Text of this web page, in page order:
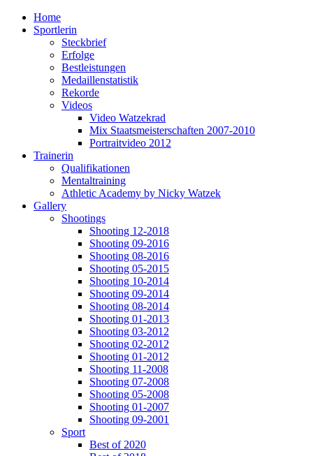
Home
Sportlerin
Steckbrief
Erfolge
Bestleistungen
Medaillenstatistik
Rekorde
Videos
Video Watzekrad
Mix Staatsmeisterschaften 2007-2010
Portraitvideo 2012
Trainerin
Qualifikationen
Mentaltraining
Athletic Academy by Nicky Watzek
Gallery
Shootings
Shooting 12-2018
Shooting 09-2016
Shooting 08-2016
Shooting 05-2015
Shooting 10-2014
Shooting 09-2014
Shooting 08-2014
Shooting 01-2013
Shooting 03-2012
Shooting 02-2012
Shooting 01-2012
Shooting 11-2008
Shooting 07-2008
Shooting 05-2008
Shooting 01-2007
Shooting 09-2001
Sport
Best of 2020